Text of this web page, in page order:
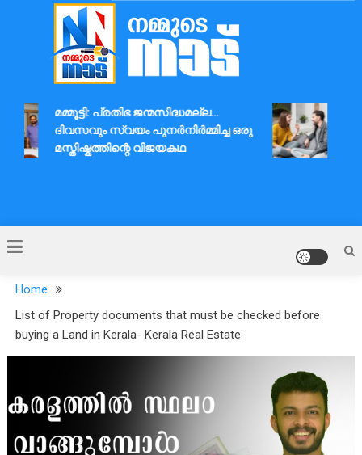
Nammude Naadu
മമ്മൂട്ടി: പ്രതിഭ ജന്മസിദ്ധമല്ല…
ദിവസവും സ്വയം പുനർനിർമ്മിച്ച ഒരു
മസ്തിഷ്കത്തിന്റെ വിജയകഥ
Home
List of Property documents that must be checked before
buying a Land in Kerala- Kerala Real Estate